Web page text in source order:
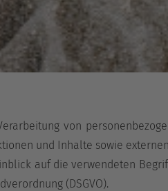
von
und Inhalte sowie
auf die verwendeten
(DSGVO).